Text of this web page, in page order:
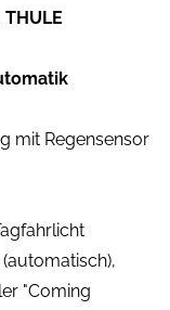
mit Regensensor
"Coming